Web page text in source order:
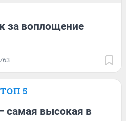
за воплощение
ТОП 5
самая высокая в